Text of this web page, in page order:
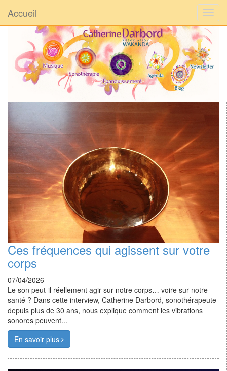
Accueil
Ces fréquences qui agissent sur votre
corps
07/04/2026
Le son peut-il réellement agir sur notre corps… voire sur notre
santé ? Dans cette interview, Catherine Darbord, sonothérapeute
depuis plus de 30 ans, nous explique comment les vibrations
sonores peuvent...
En savoir plus